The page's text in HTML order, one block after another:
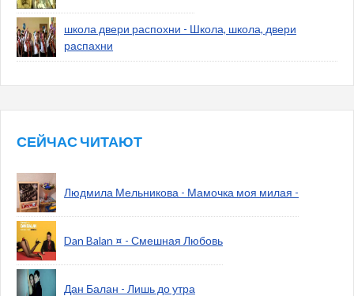
школа двери распохни - Школа, школа, двери
распахни
СЕЙЧАС ЧИТАЮТ
Людмила Мельникова - Мамочка моя милая -
Dan Balan ¤ - Смешная Любовь
Дан Балан - Лишь до утра